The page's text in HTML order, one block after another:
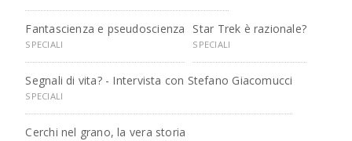
Fantascienza e pseudoscienza
SPECIALI
Star Trek è razionale?
SPECIALI
Segnali di vita? - Intervista con Stefano Giacomucci
SPECIALI
Cerchi nel grano, la vera storia